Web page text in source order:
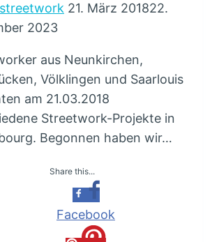
21. März 201822.
2023
aus Neunkirchen,
Völklingen und Saarlouis
am 21.03.2018
Streetwork-Projekte in
Begonnen haben wir…
Share this...
Facebook